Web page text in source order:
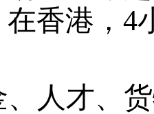
香港，4
、人才、